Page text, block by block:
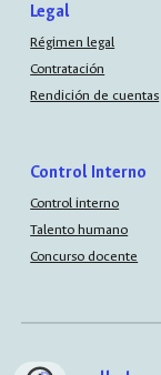
Legal
Régimen legal
Contratación
Rendición de cuentas
Control Interno
Control interno
Talento humano
Concurso docente